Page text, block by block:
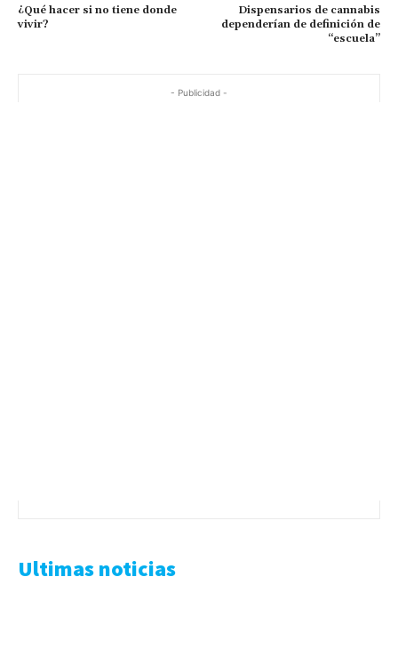
¿Qué hacer si no tiene donde
vivir?
Dispensarios de cannabis
dependerían de definición de
“escuela”
- Publicidad -
Ultimas noticias